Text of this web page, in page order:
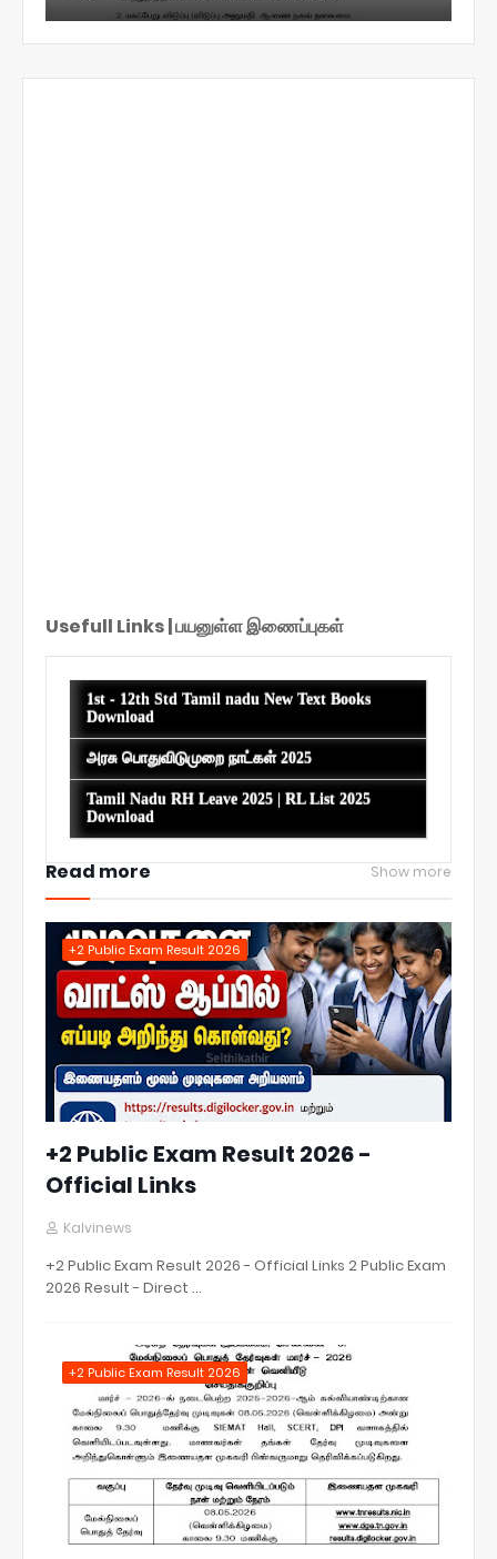
Usefull Links | பயனுள்ள இணைப்புகள்
1st - 12th Std Tamil nadu New Text Books
Download
அரசு பொதுவிடுமுறை நாட்கள் 2025
Tamil Nadu RH Leave 2025 | RL List 2025
Download
Read more Show more
+2 Public Exam Result 2026
+2 Public Exam Result 2026 -
Official Links
Kalvinews
+2 Public Exam Result 2026 - Official Links 2 Public Exam
2026 Result - Direct …
+2 Public Exam Result 2026